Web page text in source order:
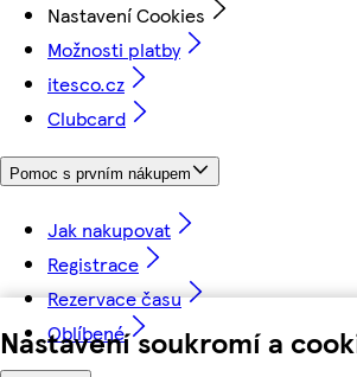
Nastavení soukromí a
Nastavení Cookies
Možnosti platby
itesco.cz
Clubcard
Pomoc s prvním nákupem
Jak nakupovat
Registrace
Rezervace času
Oblíbené